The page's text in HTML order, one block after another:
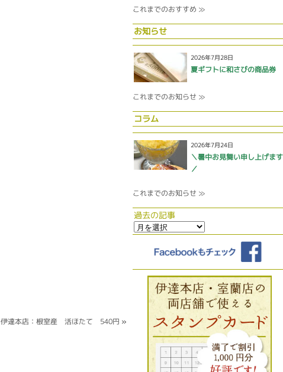
伊達本店：根室産 活ほたて 540円 »
これまでのおすすめ ≫
お知らせ
2026年7月28日
夏ギフトに和さびの商品券
これまでのお知らせ ≫
コラム
2026年7月24日
＼暑中お見舞い申し上げます
／
これまでのお知らせ ≫
過去の記事